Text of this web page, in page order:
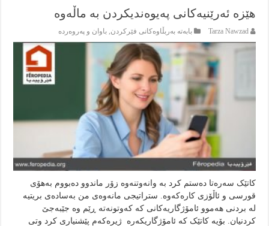
هێزە ئەرێنیەکانی پەیوەندیکردن بە ماڵەوە
Tarza Nawzad بابەتە بەربڵاوەكانى فێركردن,باوان و پەروەردە
کاتێک سەرەتا دەستم کرد بە وانەوتنەوە زۆر ماندوو دەبووم بەهۆی
قورسی و ئاڵۆزی کارەکەوە. ستراتیجی مانەوەی من بەسادەی بریتیە
لە بردنی هەموو ئامۆژگاریەکانی کە کەوتونەتە ڕێم وە جێبەجێ
کردنیان. بۆیە کاتێک کە ئامۆژگاریکەرە ژیرەکەم پێشنیاری کرد وتی